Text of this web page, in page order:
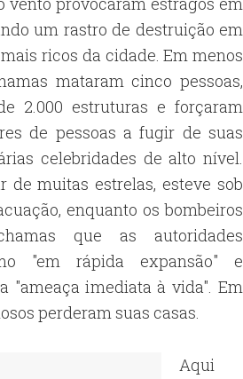
um rastro de destruição em
ricos da cidade. Em menos
mataram cinco pessoas,
2.000 estruturas e forçaram
de pessoas a fugir de suas
celebridades de alto nível.
de muitas estrelas, esteve sob
enquanto os bombeiros
que as autoridades
"em rápida expansão" e
"ameaça imediata à vida". Em
perderam suas casas.
Aqui